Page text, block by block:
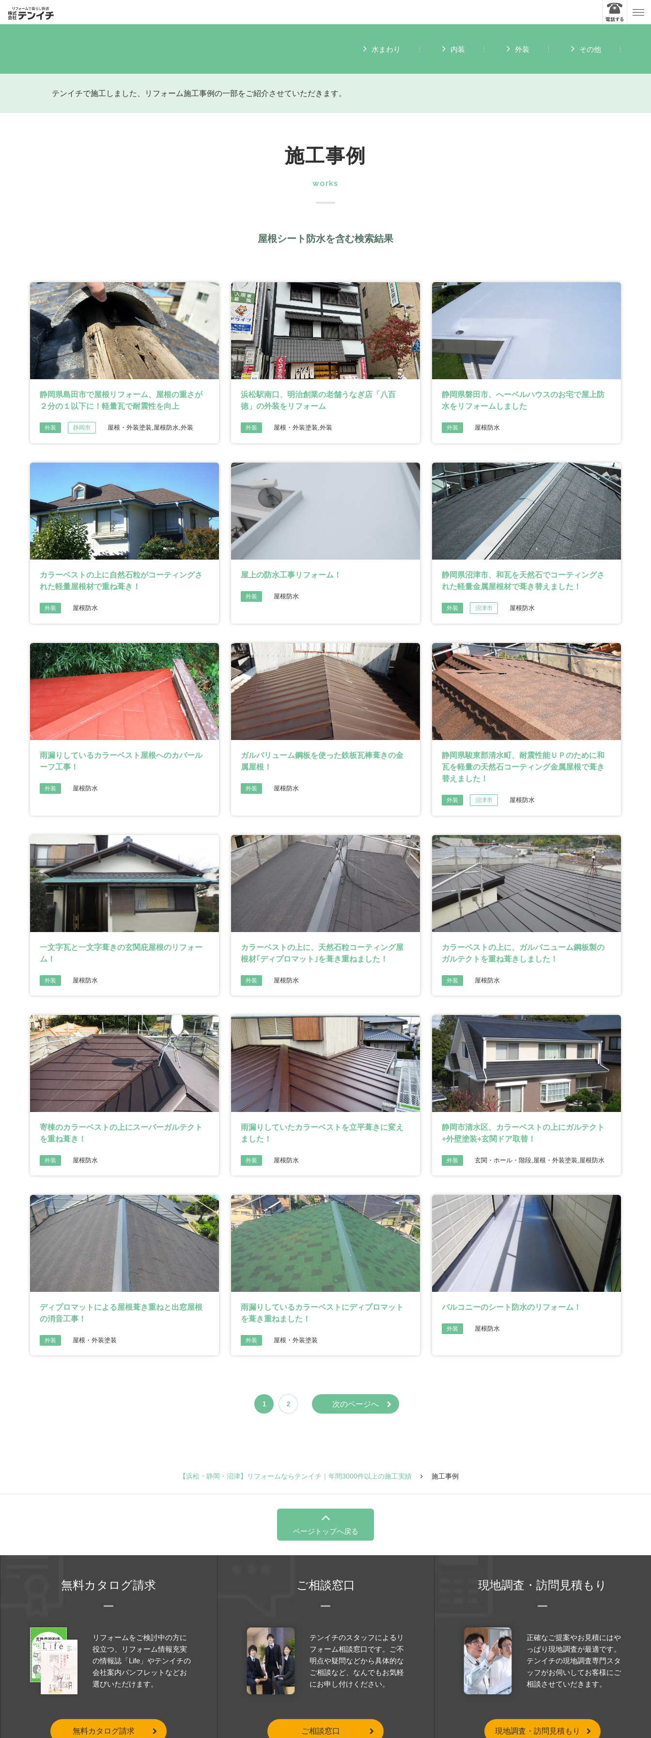
水まわり 内装 外装 その他
テンイチで施工しました、リフォーム施工事例の一部をご紹介させていただきます。
施工事例
works
屋根シート防水を含む検索結果
静岡県島田市で屋根リフォーム、屋根の重さが
２分の１以下に！軽量瓦で耐震性を向上
外装 静岡市 屋根・外装塗装,屋根防水,外装
浜松駅南口、明治創業の老舗うなぎ店「八百
徳」の外装をリフォーム
外装 屋根・外装塗装,外装
静岡県磐田市、へーベルハウスのお宅で屋上防
水をリフォームしました
外装 屋根防水
カラーベストの上に自然石粒がコーティングさ
れた軽量屋根材で重ね葺き！
外装 屋根防水
屋上の防水工事リフォーム！
外装 屋根防水
静岡県沼津市、和瓦を天然石でコーティングさ
れた軽量金属屋根材で葺き替えました！
外装 沼津市 屋根防水
雨漏りしているカラーベスト屋根へのカバール
ーフ工事！
外装 屋根防水
ガルバリューム鋼板を使った鉄板瓦棒葺きの金
属屋根！
外装 屋根防水
静岡県駿東郡清水町、耐震性能ＵＰのために和
瓦を軽量の天然石コーティング金属屋根で葺き
替えました！
外装 沼津市 屋根防水
一文字瓦と一文字葺きの玄関庇屋根のリフォー
ム！
外装 屋根防水
カラーベストの上に、天然石粒コーティング屋
根材｢ディプロマット｣を葺き重ねました！
外装 屋根防水
カラーベストの上に、ガルバニューム鋼板製の
ガルテクトを重ね葺きしました！
外装 屋根防水
寄棟のカラーベストの上にスーパーガルテクト
を重ね葺き！
外装 屋根防水
雨漏りしていたカラーベストを立平葺きに変え
ました！
外装 屋根防水
静岡市清水区、カラーベストの上にガルテクト
+外壁塗装+玄関ドア取替！
外装 玄関・ホール・階段,屋根・外装塗装,屋根防水
ディプロマットによる屋根葺き重ねと出窓屋根
の消音工事！
外装 屋根・外装塗装
雨漏りしているカラーベストにディプロマット
を葺き重ねました！
外装 屋根・外装塗装
バルコニーのシート防水のリフォーム！
外装 屋根防水
1 2 次のページへ
【浜松・静岡・沼津】リフォームならテンイチ｜年間3000件以上の施工実績 施工事例
ページトップへ戻る
無料カタログ請求
リフォームをご検討中の方に
役立つ、リフォーム情報充実
の情報誌「Life」やテンイチの
会社案内パンフレットなどお
選びいただけます。
無料カタログ請求
ご相談窓口
テンイチのスタッフによるリ
フォーム相談窓口です。ご不
明点や疑問などから具体的な
ご相談など、なんでもお気軽
にお申し付けください。
ご相談窓口
現地調査・訪問見積もり
正確なご提案やお見積にはや
っぱり現地調査が最適です。
テンイチの現地調査専門スタ
ッフがお伺いしてお客様にご
相談させていだきます。
現地調査・訪問見積もり